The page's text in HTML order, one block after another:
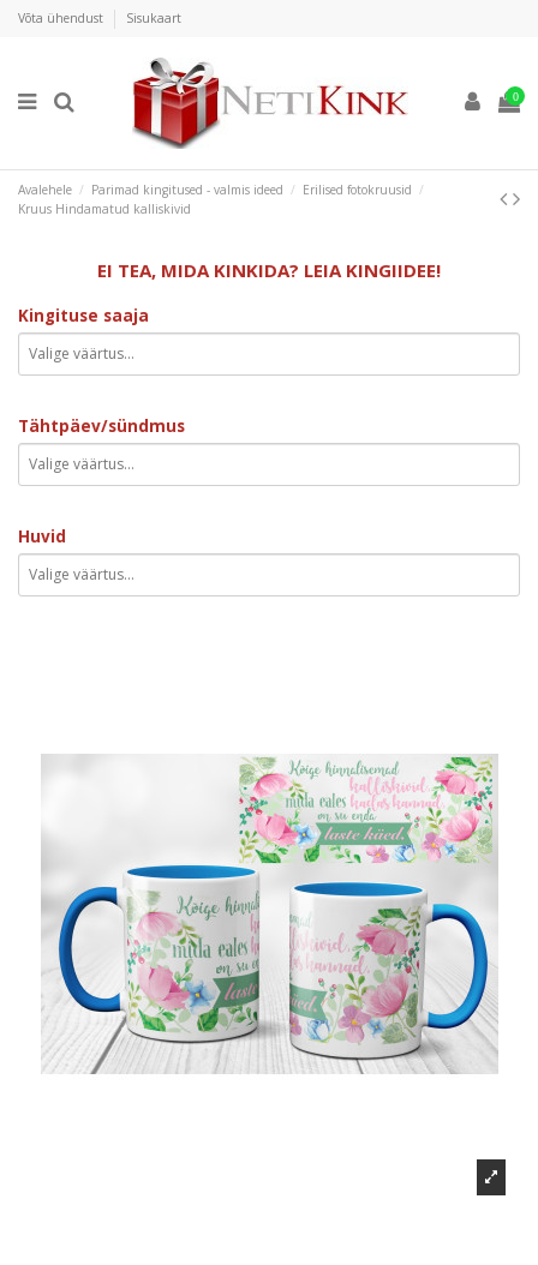
Võta ühendust Sisukaart
0
Avalehele Parimad kingitused - valmis ideed
Erilised fotokruusid
Kruus Hindamatud kalliskivid
EI TEA, MIDA KINKIDA? LEIA KINGIIDEE!
Kingituse saaja
Tähtpäev/sündmus
Huvid